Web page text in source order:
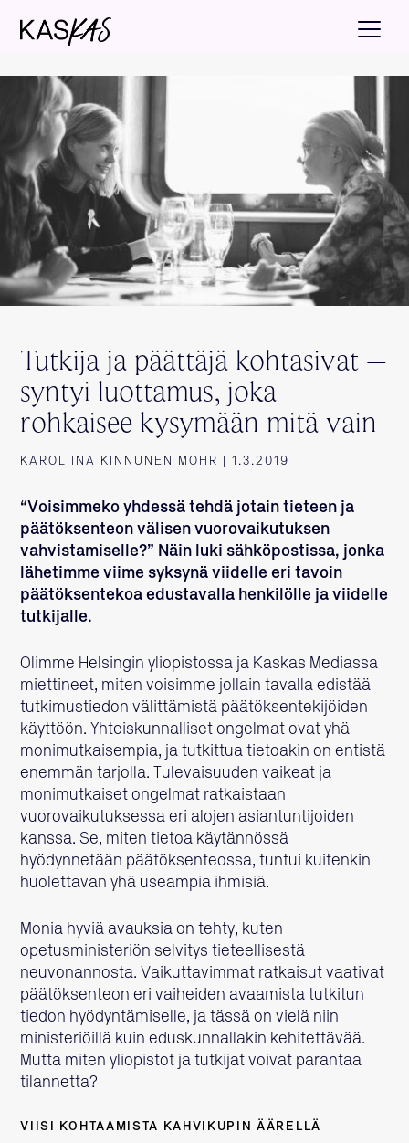
Tutkija ja päättäjä kohtasivat –
syntyi luottamus, joka
rohkaisee kysymään mitä vain
KAROLIINA KINNUNEN MOHR | 1.3.2019
“Voisimmeko yhdessä tehdä jotain tieteen ja
päätöksenteon välisen vuorovaikutuksen
vahvistamiselle?” Näin luki sähköpostissa, jonka
lähetimme viime syksynä viidelle eri tavoin
päätöksentekoa edustavalla henkilölle ja viidelle
tutkijalle.
Olimme Helsingin yliopistossa ja Kaskas Mediassa
miettineet, miten voisimme jollain tavalla edistää
tutkimustiedon välittämistä päätöksentekijöiden
käyttöön. Yhteiskunnalliset ongelmat ovat yhä
monimutkaisempia, ja tutkittua tietoakin on entistä
enemmän tarjolla. Tulevaisuuden vaikeat ja
monimutkaiset ongelmat ratkaistaan
vuorovaikutuksessa eri alojen asiantuntijoiden
kanssa. Se, miten tietoa käytännössä
hyödynnetään päätöksenteossa, tuntui kuitenkin
huolettavan yhä useampia ihmisiä.
Monia hyviä avauksia on tehty, kuten
opetusministeriön selvitys tieteellisestä
neuvonannosta. Vaikuttavimmat ratkaisut vaativat
päätöksenteon eri vaiheiden avaamista tutkitun
tiedon hyödyntämiselle, ja tässä on vielä niin
ministeriöillä kuin eduskunnallakin kehitettävää.
Mutta miten yliopistot ja tutkijat voivat parantaa
tilannetta?
VIISI KOHTAAMISTA KAHVIKUPIN ÄÄRELLÄ